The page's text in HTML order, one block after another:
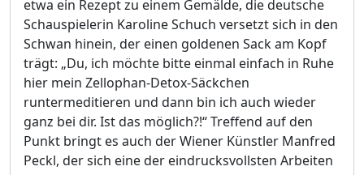
etwa ein Rezept zu einem Gemälde, die deutsche
Schauspielerin Karoline Schuch versetzt sich in den
Schwan hinein, der einen goldenen Sack am Kopf
trägt: „Du, ich möchte bitte einmal einfach in Ruhe
hier mein Zellophan-Detox-Säckchen
runtermeditieren und dann bin ich auch wieder
ganz bei dir. Ist das möglich?!“ Treffend auf den
Punkt bringt es auch der Wiener Künstler Manfred
Peckl, der sich eine der eindrucksvollsten Arbeiten